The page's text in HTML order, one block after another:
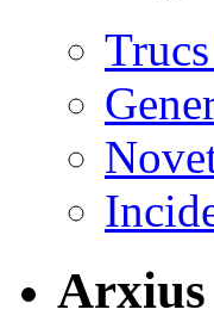
Arxius